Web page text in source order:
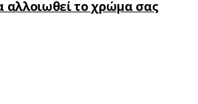
αλλοιωθεί το χρώμα σας